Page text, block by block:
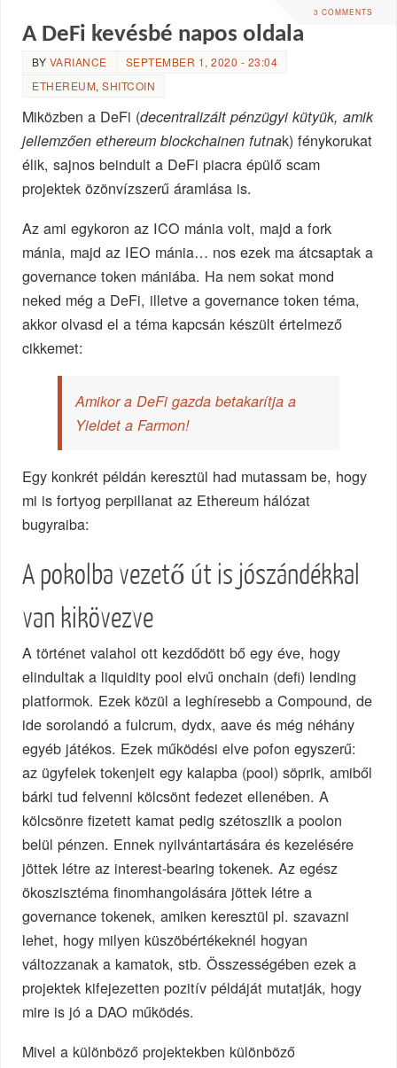
3 COMMENTS
A DeFi kevésbé napos oldala
BY VARIANCE
SEPTEMBER 1, 2020 - 23:04
ETHEREUM,SHITCOIN
Miközben a DeFi (decentralizált pénzügyi kütyük, amik
jellemzően ethereum blockchainen futnak) fénykorukat
élik, sajnos beindult a DeFi piacra épülő scam
projektek özönvízszerű áramlása is.
Az ami egykoron az ICO mánia volt, majd a fork
mánia, majd az IEO mánia… nos ezek ma átcsaptak a
governance token mániába. Ha nem sokat mond
neked még a DeFi, illetve a governance token téma,
akkor olvasd el a téma kapcsán készült értelmező
cikkemet:
Amikor a DeFi gazda betakarítja a
Yieldet a Farmon!
Egy konkrét példán keresztül had mutassam be, hogy
mi is fortyog perpillanat az Ethereum hálózat
bugyraiba:
A pokolba vezető út is jószándékkal
van kikövezve
A történet valahol ott kezdődött bő egy éve, hogy
elindultak a liquidity pool elvű onchain (defi) lending
platformok. Ezek közül a leghíresebb a Compound, de
ide sorolandó a fulcrum, dydx, aave és még néhány
egyéb játékos. Ezek működési elve pofon egyszerű:
az ügyfelek tokenjeit egy kalapba (pool) söprik, amiből
bárki tud felvenni kölcsönt fedezet ellenében. A
kölcsönre fizetett kamat pedig szétoszlik a poolon
belül pénzen. Ennek nyilvántartására és kezelésére
jöttek létre az interest-bearing tokenek. Az egész
ökoszisztéma finomhangolására jöttek létre a
governance tokenek, amiken keresztül pl. szavazni
lehet, hogy milyen küszöbértékeknél hogyan
változzanak a kamatok, stb. Összességében ezek a
projektek kifejezetten pozitív példáját mutatják, hogy
mire is jó a DAO működés.
Mivel a különböző projektekben különböző